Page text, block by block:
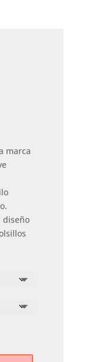
marca
diseño